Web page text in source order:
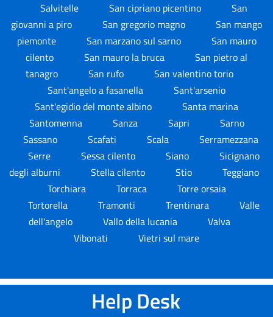
Salvitelle
San cipriano picentino
San
giovanni a piro
San gregorio magno
San mango
piemonte
San marzano sul sarno
San mauro
cilento
San mauro la bruca
San pietro al
tanagro
San rufo
San valentino torio
Sant'angelo a fasanella
Sant'arsenio
Sant'egidio del monte albino
Santa marina
Santomenna
Sanza Sapri
Sarno
Sassano
Scafati Scala
Serramezzana
Serre
Sessa cilento Siano
Sicignano
degli alburni
Stella cilento Stio
Teggiano
Torchiara
Torraca
Torre orsaia
Tortorella
Tramonti Trentinara
Valle
dell'angelo
Vallo della lucania
Valva
Vibonati
Vietri sul mare
Help Desk